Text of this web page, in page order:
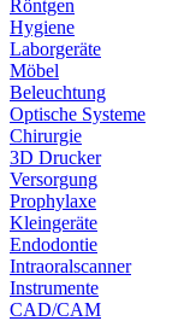
Röntgen
Hygiene
Laborgeräte
Möbel
Beleuchtung
Optische Systeme
Chirurgie
3D Drucker
Versorgung
Prophylaxe
Kleingeräte
Endodontie
Intraoralscanner
Instrumente
CAD/CAM